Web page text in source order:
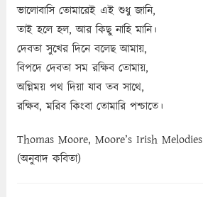
ভালোবাসি তোমারেই এই শুধু জানি,
তাই হলে হল, আর কিছু নাহি মানি।
দেবতা সুখের দিনে বলেছ আমায়,
বিপদে দেবতা সম রক্ষিব তোমায়,
অগ্নিময় পথ দিয়া যাব তব সাথে,
রক্ষিব, মরিব কিংবা তোমারি পশ্চাতে।
Thomas Moore, Moore’s Irish Melodies
(অনুবাদ কবিতা)